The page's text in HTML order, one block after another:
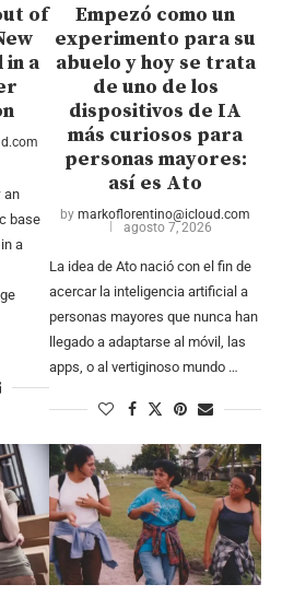
of
in a
an
base
a
Empezó como un
experimento para su
abuelo y hoy se trata
de uno de los
dispositivos de IA
más curiosos para
personas mayores:
así es Ato
by markoflorentino@icloud.com
agosto 7, 2026
La idea de Ato nació con el fin de
acercar la inteligencia artificial a
personas mayores que nunca han
llegado a adaptarse al móvil, las
apps, o al vertiginoso mundo …